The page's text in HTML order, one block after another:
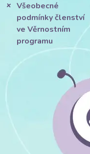
Všeobecné
podmínky členství
ve Věrnostním
programu